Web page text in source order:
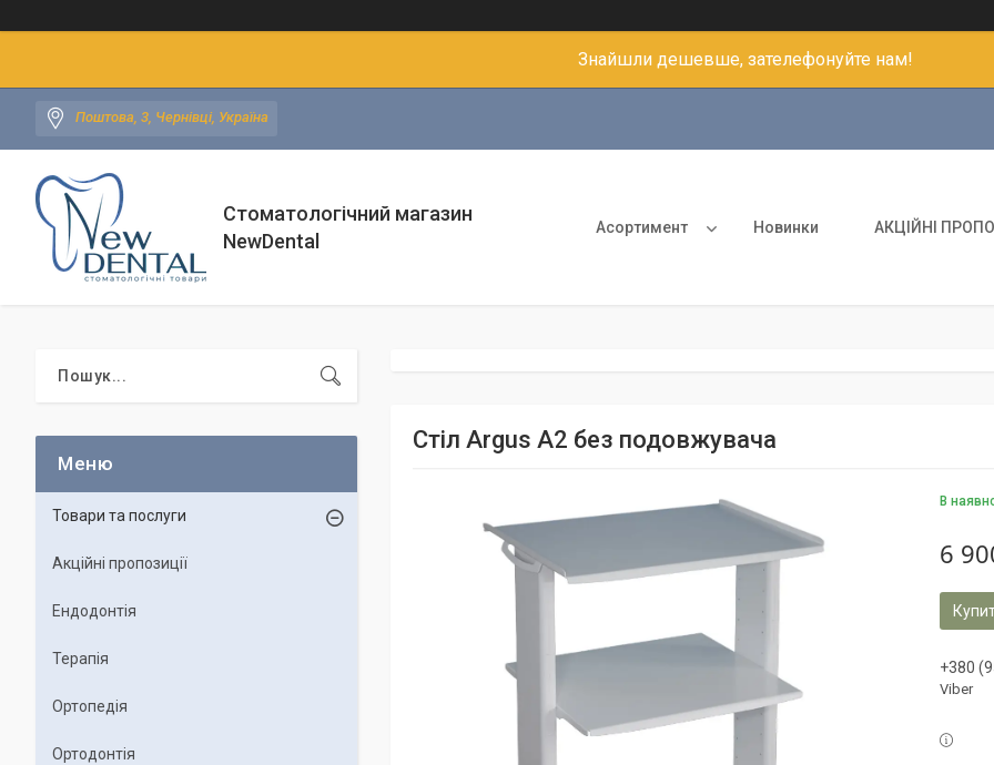
Знайшли дешевше, зателефонуйте нам!
Поштова, 3, Чернівці, Україна
Стоматологічний магазин
NewDental
Асортимент Новинки АКЦІЙНІ
Стіл Argus A2 без подовжувача
В
6
+380
Viber
Товари та послуги
Акційні пропозиції
Ендодонтія
Терапія
Ортопедія
Ортодонтія